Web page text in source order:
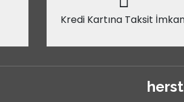
Kredi Kartına Taksit